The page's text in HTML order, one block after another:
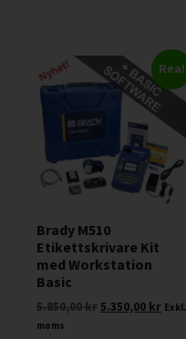
Rea!
Brady M510
Etikettskrivare Kit
med Workstation
Basic
5.850,00kr5.350,00 kr Exkl.
moms